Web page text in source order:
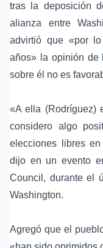
tras la deposición
alianza entre
advirtió que «por
años» la opinión de
sobre él no es
«A ella (Rodríguez)
considero algo
elecciones libres
dijo en un evento
Council , durante el
Washington.
Agregó que el